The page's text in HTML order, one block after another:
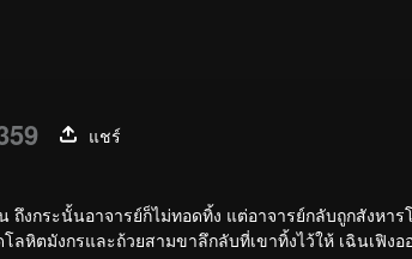
แชร์
ถึงกระนั้นอาจารย์ก็ไม่ทอดทิ้ง แต่อาจารย์กลับถูกสังหา
หิตมังกรและถ้วยสามขาลึกลับที่เขาทิ้งไว้ให้ เฉินเฟิง